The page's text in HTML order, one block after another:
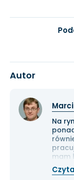
Autor
Na
mam